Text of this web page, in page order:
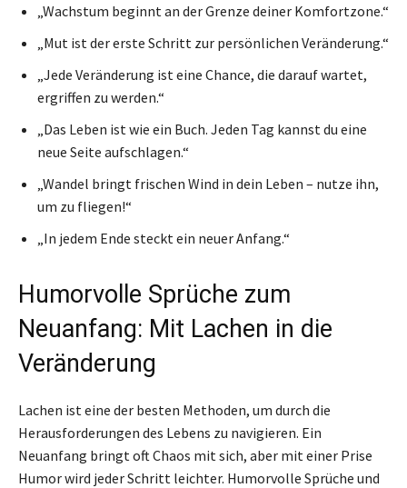
„Wachstum beginnt an der Grenze deiner Komfortzone.“
„Mut ist der erste Schritt zur persönlichen Veränderung.“
„Jede Veränderung ist eine Chance, die darauf wartet,
ergriffen zu werden.“
„Das Leben ist wie ein Buch. Jeden Tag kannst du eine
neue Seite aufschlagen.“
„Wandel bringt frischen Wind in dein Leben – nutze ihn,
um zu fliegen!“
„In jedem Ende steckt ein neuer Anfang.“
Humorvolle Sprüche zum
Neuanfang: Mit Lachen in die
Veränderung
Lachen ist eine der besten Methoden, um durch die
Herausforderungen des Lebens zu navigieren. Ein
Neuanfang bringt oft Chaos mit sich, aber mit einer Prise
Humor wird jeder Schritt leichter. Humorvolle Sprüche und